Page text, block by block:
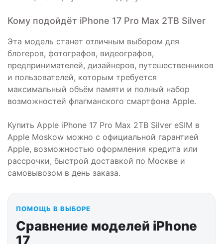
Кому подойдёт iPhone 17 Pro Max 2TB Silver
Эта модель станет отличным выбором для
блогеров, фотографов, видеографов,
предпринимателей, дизайнеров, путешественников
и пользователей, которым требуется
максимальный объём памяти и полный набор
возможностей флагманского смартфона Apple.
Купить Apple iPhone 17 Pro Max 2TB Silver eSIM в
Apple Moskow можно с официальной гарантией
Apple, возможностью оформления кредита или
рассрочки, быстрой доставкой по Москве и
самовывозом в день заказа.
ПОМОЩЬ В ВЫБОРЕ
Сравнение моделей iPhone
17